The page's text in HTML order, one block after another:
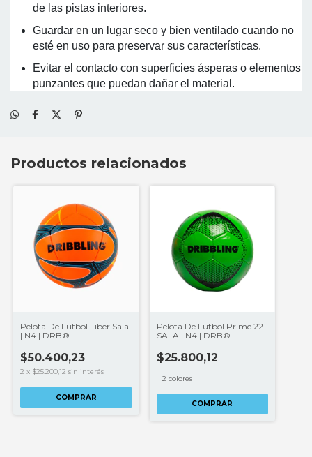
de las pistas interiores.
Guardar en un lugar seco y bien ventilado cuando no
esté en uso para preservar sus características.
Evitar el contacto con superficies ásperas o elementos
punzantes que puedan dañar el material.
Productos relacionados
Pelota De Futbol Fiber Sala
| N4 | DRB®
$50.400,23
2 x $25.200,12 sin interés
COMPRAR
Pelota De Futbol Prime 22
SALA | N4 | DRB®
$25.800,12
2 colores
COMPRAR